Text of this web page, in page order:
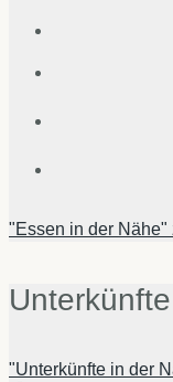
"Essen in der Nähe"
"Unterkünfte in der